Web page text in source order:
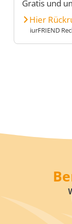
Gratis und
Hier
iurFRIEND